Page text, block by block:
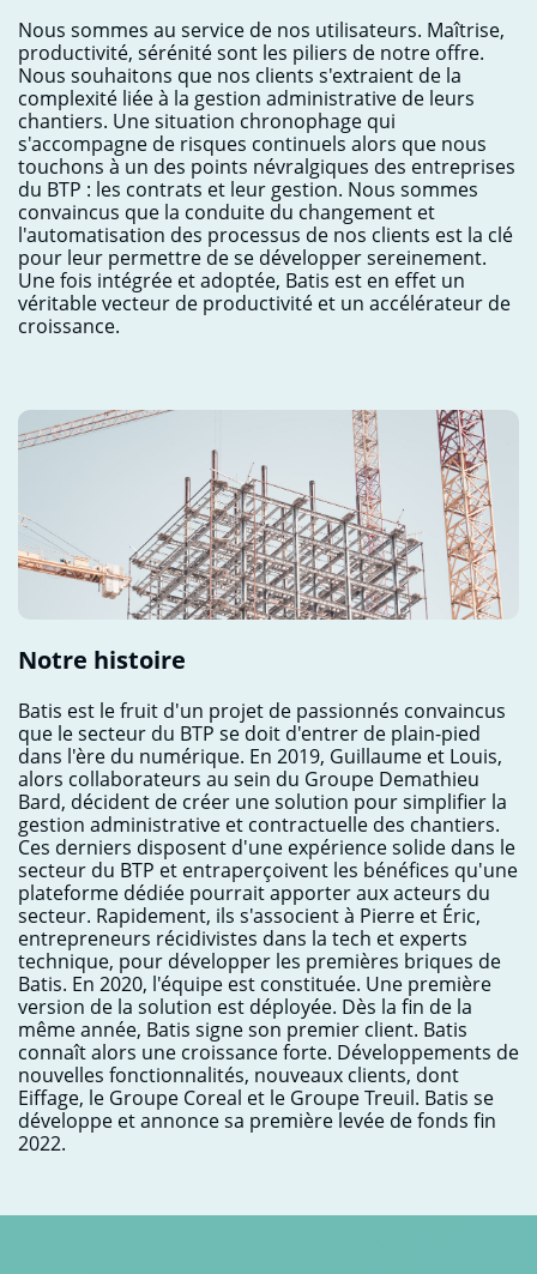
Nous sommes au service de nos utilisateurs. Maîtrise,
productivité, sérénité sont les piliers de notre offre.
Nous souhaitons que nos clients s'extraient de la
complexité liée à la gestion administrative de leurs
chantiers. Une situation chronophage qui
s'accompagne de risques continuels alors que nous
touchons à un des points névralgiques des entreprises
du BTP : les contrats et leur gestion. Nous sommes
convaincus que la conduite du changement et
l'automatisation des processus de nos clients est la clé
pour leur permettre de se développer sereinement.
Une fois intégrée et adoptée, Batis est en effet un
véritable vecteur de productivité et un accélérateur de
croissance.
Notre histoire
Batis est le fruit d'un projet de passionnés convaincus
que le secteur du BTP se doit d'entrer de plain-pied
dans l'ère du numérique. En 2019, Guillaume et Louis,
alors collaborateurs au sein du Groupe Demathieu
Bard, décident de créer une solution pour simplifier la
gestion administrative et contractuelle des chantiers.
Ces derniers disposent d'une expérience solide dans le
secteur du BTP et entraperçoivent les bénéfices qu'une
plateforme dédiée pourrait apporter aux acteurs du
secteur. Rapidement, ils s'associent à Pierre et Éric,
entrepreneurs récidivistes dans la tech et experts
technique, pour développer les premières briques de
Batis. En 2020, l'équipe est constituée. Une première
version de la solution est déployée. Dès la fin de la
même année, Batis signe son premier client. Batis
connaît alors une croissance forte. Développements de
nouvelles fonctionnalités, nouveaux clients, dont
Eiffage, le Groupe Coreal et le Groupe Treuil. Batis se
développe et annonce sa première levée de fonds fin
2022.